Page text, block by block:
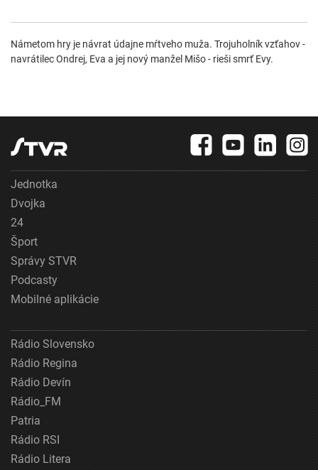
Námetom hry je návrat údajne mŕtveho muža. Trojuholník vzťahov -
navrátilec Ondrej, Eva a jej nový manžel Mišo - rieši smrť Evy.
Jednotka
Dvojka
24
Šport
Správy STVR
Podcasty
Mobilné aplikácie
Rádio Slovensko
Rádio Regina
Rádio Devín
Rádio_FM
Patria
Rádio RSI
Rádio Litera